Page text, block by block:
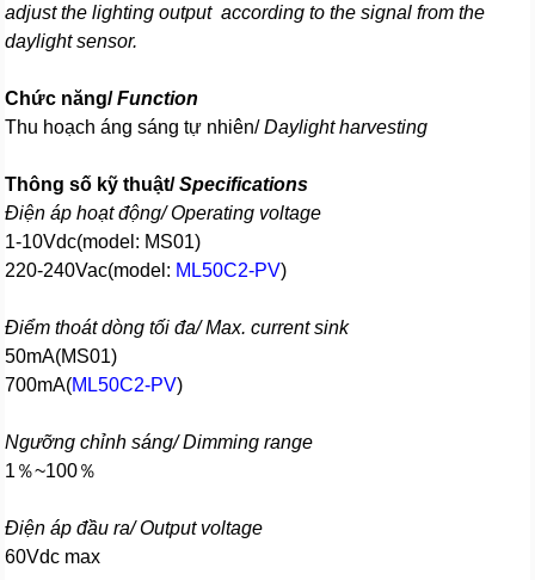
adjust the lighting output according to the signal from the
daylight sensor.
Chức năng/Function
Thu hoạch áng sáng tự nhiên/Daylight harvesting
Thông số kỹ thuật/Specifications
Điện áp hoạt động/ Operating voltage
1-10Vdc(model: MS01)
220-240Vac(model: ML50C2-PV)
Điểm thoát dòng tối đa/ Max. current sink
50mA(MS01)
700mA(ML50C2-PV)
Ngưỡng chỉnh sáng/ Dimming range
1％~100％
Điện áp đầu ra/ Output voltage
60Vdc max